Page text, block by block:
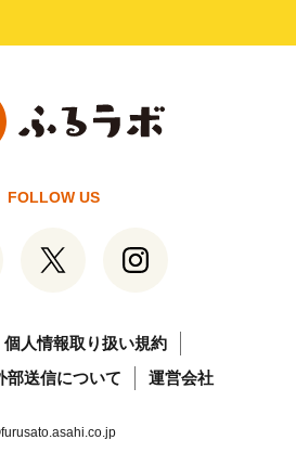
FOLLOW US
個人情報取り扱い規約
部送信について
運営会社